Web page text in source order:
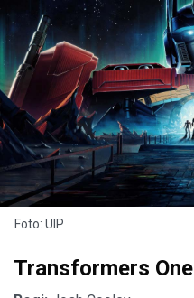
Foto: UIP
Transformers One